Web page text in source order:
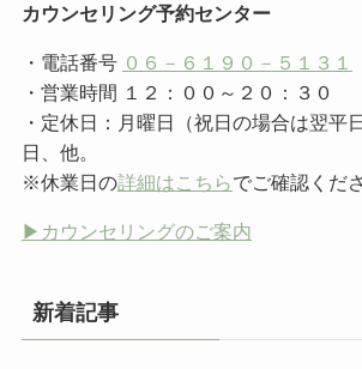
カウンセリング予約センター
・電話番号 ０６－６１９０－５１３１
・営業時間 １２：００～２０：３０
・定休日：月曜日（祝日の場合は翌平
日、他。
※休業日の詳細はこちらでご確認くだ
▶︎カウンセリングのご案内
新着記事